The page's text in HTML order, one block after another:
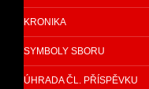
KRONIKA
SYMBOLY SBORU
ÚHRADA ČL. PŘÍSPĚVKU